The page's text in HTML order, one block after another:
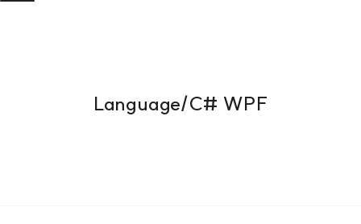
Language/C# WPF